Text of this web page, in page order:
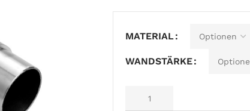
MATERIAL
WANDSTÄRKE
Alternative: